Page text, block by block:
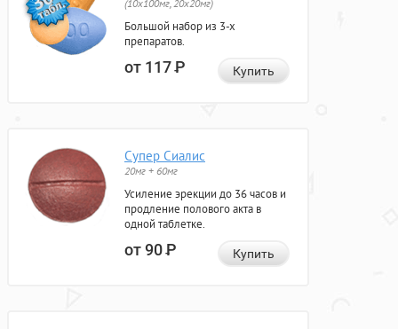
(10x100мг, 20x20мг)
Большой набор из 3-х
препаратов.
от 117Р Купить
Супер Сиалис
20мг + 60мг
Усиление эрекции до 36 часов и
продление полового акта в
одной таблетке.
от 90Р Купить